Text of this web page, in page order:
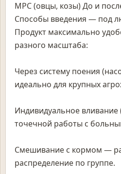
МРС (овцы, козы) До и
Способы введения — под
Продукт максимально
разного масштаба:
Через систему поения
идеально для крупных
Индивидуальное
точечной работы с
Смешивание с кормом —
распределение по группе.